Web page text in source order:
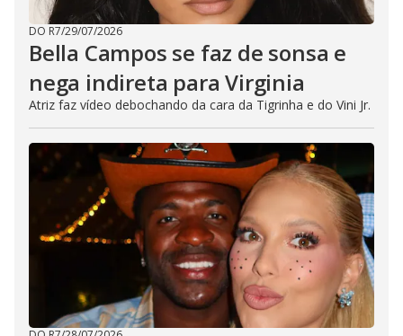
DO R7/29/07/2026
Bella Campos se faz de sonsa e
nega indireta para Virginia
Atriz faz vídeo debochando da cara da Tigrinha e do Vini Jr.